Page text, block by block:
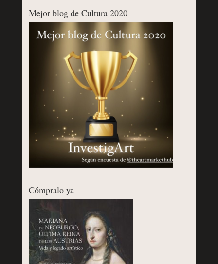
Mejor blog de Cultura 2020
Cómpralo ya